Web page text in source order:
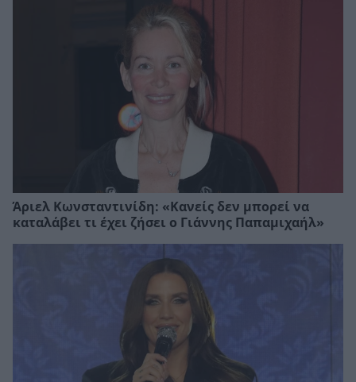
Άριελ Κωνσταντινίδη: «Κανείς δεν μπορεί να
καταλάβει τι έχει ζήσει ο Γιάννης Παπαμιχαήλ»